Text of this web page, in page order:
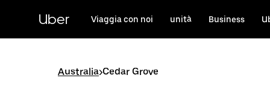
contenuto
principale
Uber Viaggia con noi unità Business
Australia>Cedar Grove